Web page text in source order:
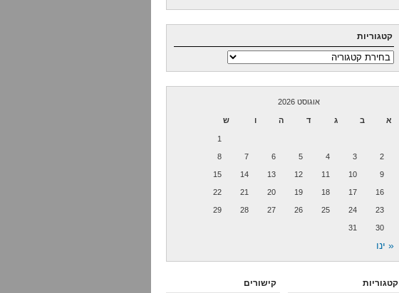
קטגוריות
קטגוריות
אוגוסט 2026
א ב ג ד ה ו ש
1
2
3
4
5
6
7
8
9
10
11
12
13
14
15
16
17
18
19
20
21
22
23
24
25
26
27
28
29
30
31
« ינו
קטגוריות קישורים